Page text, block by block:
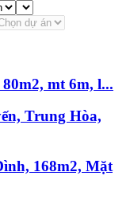
mt 6m, l...
Trung Hòa,
168m2, Mặt